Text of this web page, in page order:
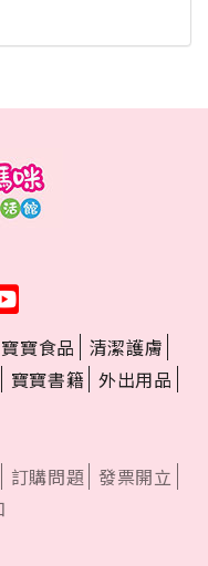
寶寶食品
清潔護膚
寶寶書籍 外出用品
訂購問題 發票開立